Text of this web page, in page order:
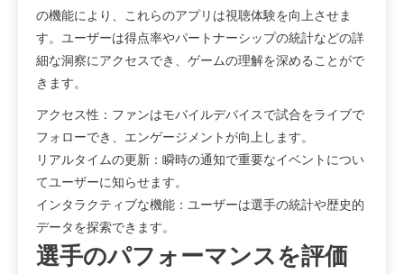
の機能により、これらのアプリは視聴体験を向上させま
す。ユーザーは得点率やパートナーシップの統計などの詳
細な洞察にアクセスでき、ゲームの理解を深めることがで
きます。
アクセス性：ファンはモバイルデバイスで試合をライブで
フォローでき、エンゲージメントが向上します。
リアルタイムの更新：瞬時の通知で重要なイベントについ
てユーザーに知らせます。
インタラクティブな機能：ユーザーは選手の統計や歴史的
データを探索できます。
選手のパフォーマンスを評価